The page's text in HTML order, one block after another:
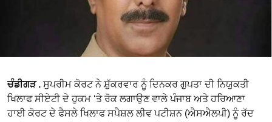
ਚੰਡੀਗੜ . ਸੁਪਰੀਮ ਕੋਰਟ ਨੇ ਸ਼ੁੱਕਰਵਾਰ ਨੂੰ ਦਿਨਕਰ ਗੁਪਤਾ ਦੀ ਨਿਯੁਕਤੀ
ਖਿਲਾਫ ਸੀਏਟੀ ਦੇ ਹੁਕਮ ‘ਤੇ ਰੋਕ ਲਗਾਉਣ ਵਾਲੇ ਪੰਜਾਬ ਅਤੇ ਹਰਿਆਣਾ
ਹਾਈ ਕੋਰਟ ਦੇ ਫੈਸਲੇ ਖਿਲਾਫ ਸਪੈਸ਼ਲ ਲੀਵ ਪਟੀਸ਼ਨ (ਐਸਐਲਪੀ) ਨੂੰ ਰੱਦ